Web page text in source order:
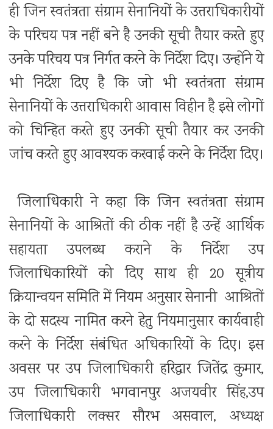
ही जिन स्वतंत्रता संग्राम सेनानियों के उत्तराधिकारीयों
के परिचय पत्र नहीं बने है उनकी सूची तैयार करते हुए
उनके परिचय पत्र निर्गत करने के निर्देश दिए। उन्होंने ये
भी निर्देश दिए है कि जो भी स्वतंत्रता संग्राम
सेनानियों के उत्तराधिकारी आवास विहीन है इसे लोगों
को चिन्हित करते हुए उनकी सूची तैयार कर उनकी
जांच करते हुए आवश्यक करवाई करने के निर्देश दिए।
जिलाधिकारी ने कहा कि जिन स्वतंत्रता संग्राम
सेनानियों के आश्रितों की ठीक नहीं है उन्हें आर्थिक
सहायता उपलब्ध कराने के निर्देश उप
जिलाधिकारियों को दिए साथ ही 20 सूत्रीय
क्रियान्वयन समिति में नियम अनुसार सेनानी आश्रितों
के दो सदस्य नामित करने हेतु नियमानुसार कार्यवाही
करने के निर्देश संबंधित अधिकारियों के दिए। इस
अवसर पर उप जिलाधिकारी हरिद्वार जितेंद्र कुमार,
उप जिलाधिकारी भगवानपुर अजयवीर सिंह,उप
जिलाधिकारी लक्सर सौरभ असवाल, अध्यक्ष